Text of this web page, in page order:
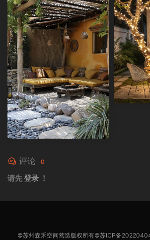
评论 0
请先登录 ！
©苏州森禾空间营造版权所有©苏ICP备